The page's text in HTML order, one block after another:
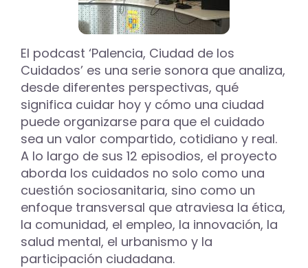
El podcast ‘Palencia, Ciudad de los
Cuidados’ es una serie sonora que analiza,
desde diferentes perspectivas, qué
significa cuidar hoy y cómo una ciudad
puede organizarse para que el cuidado
sea un valor compartido, cotidiano y real.
A lo largo de sus 12 episodios, el proyecto
aborda los cuidados no solo como una
cuestión sociosanitaria, sino como un
enfoque transversal que atraviesa la ética,
la comunidad, el empleo, la innovación, la
salud mental, el urbanismo y la
participación ciudadana.